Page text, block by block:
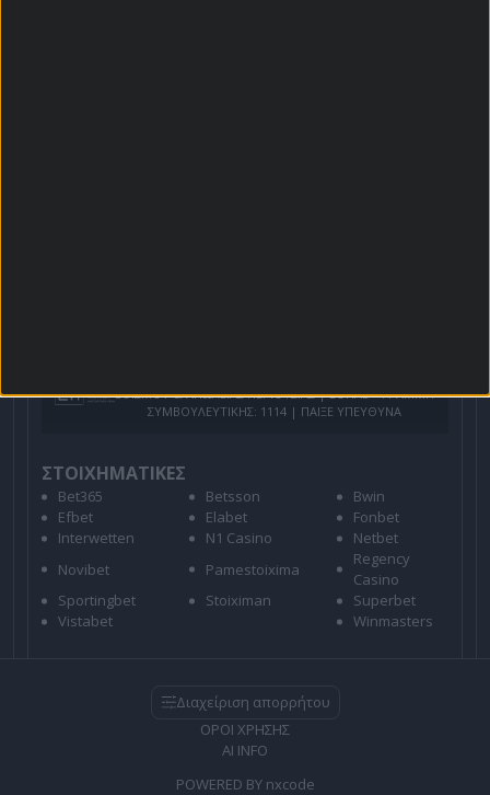
ΕΘΙΣΜΟΥ & ΑΠΩΛΕΙΑΣ ΠΕΡΙΟΥΣΙΑΣ | ΕΟΠΑΕ – ΓΡΑΜΜΗ
ΣΥΜΒΟΥΛΕΥΤΙΚΗΣ: 1114 | ΠΑΙΞΕ ΥΠΕΥΘΥΝΑ
ΣΤΟΙΧΗΜΑΤΙΚΕΣ
Bet365 Betsson
Bwin
Efbet
Elabet
Fonbet
Interwetten
N1 Casino
Netbet
Novibet
Pamestoixima
Regency
Casino
Sportingbet
Stoiximan
Superbet
Vistabet
Winmasters
Διαχείριση απορρήτου
ΟΡΟΙ ΧΡΗΣΗΣ
AI INFO
POWERED BY nxcode